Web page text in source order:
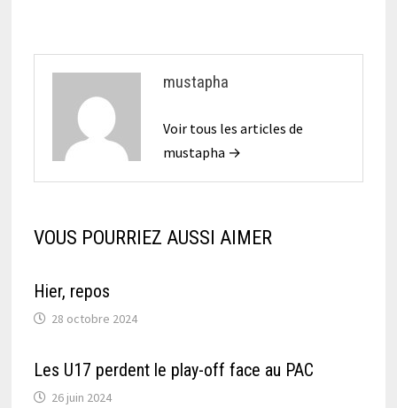
mustapha
Voir tous les articles de
mustapha →
VOUS POURRIEZ AUSSI AIMER
Hier, repos
28 octobre 2024
Les U17 perdent le play-off face au PAC
26 juin 2024